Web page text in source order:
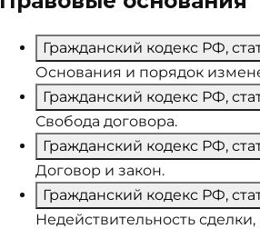
Гражданский кодекс РФ,
Основания и порядок
Гражданский кодекс РФ,
Свобода договора.
Гражданский кодекс РФ,
Договор и закон.
Гражданский кодекс РФ,
Недействительность